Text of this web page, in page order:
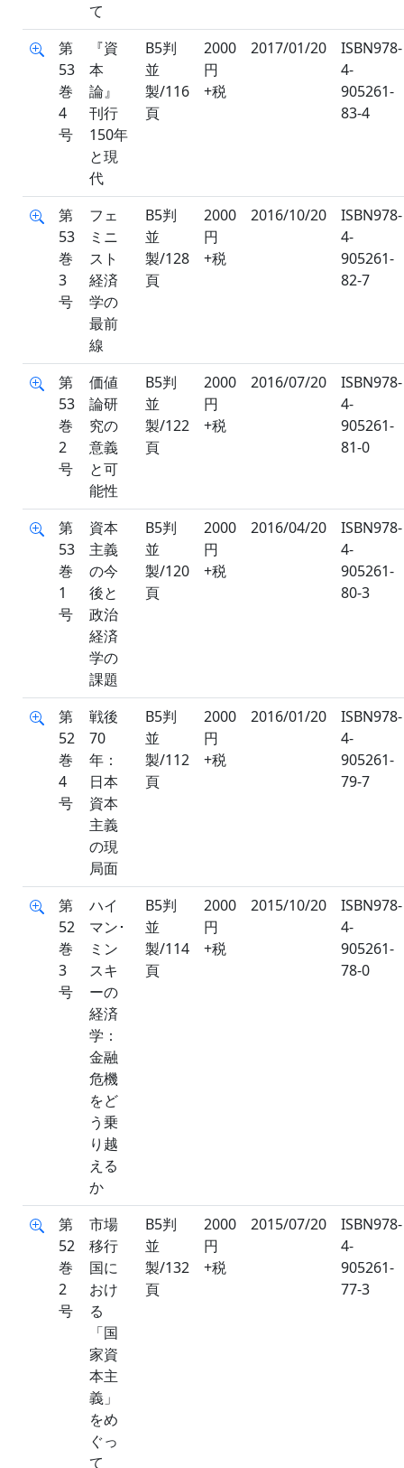
て
第
53
巻
4
号
『資
本
論』
刊行
150年
と現
代
B5判
並
製/116
頁
2000
円
+税
2017/01/20
ISBN978-
4-
905261-
83-4
第
53
巻
3
号
フェ
ミニ
スト
経済
学の
最前
線
B5判
並
製/128
頁
2000
円
+税
2016/10/20
ISBN978-
4-
905261-
82-7
第
53
巻
2
号
価値
論研
究の
意義
と可
能性
B5判
並
製/122
頁
2000
円
+税
2016/07/20
ISBN978-
4-
905261-
81-0
第
53
巻
1
号
資本
主義
の今
後と
政治
経済
学の
課題
B5判
並
製/120
頁
2000
円
+税
2016/04/20
ISBN978-
4-
905261-
80-3
第
52
巻
4
号
戦後
70
年：
日本
資本
主義
の現
局面
B5判
並
製/112
頁
2000
円
+税
2016/01/20
ISBN978-
4-
905261-
79-7
第
52
巻
3
号
ハイ
マン･
ミン
スキ
ーの
経済
学：
金融
危機
をど
う乗
り越
える
か
B5判
並
製/114
頁
2000
円
+税
2015/10/20
ISBN978-
4-
905261-
78-0
第
52
巻
2
号
市場
移行
国に
おけ
る
「国
家資
本主
義」
をめ
ぐっ
て
B5判
並
製/132
頁
2000
円
+税
2015/07/20
ISBN978-
4-
905261-
77-3